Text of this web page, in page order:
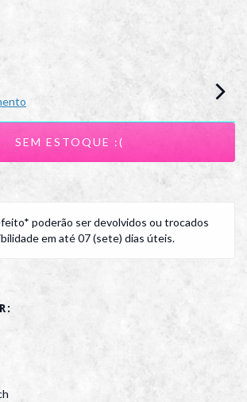
poderão ser devolvidos ou trocados
em até 07 (sete) dias úteis.